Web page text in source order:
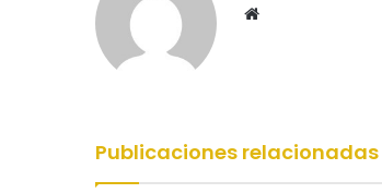
Sitio
Publicaciones relacionadas